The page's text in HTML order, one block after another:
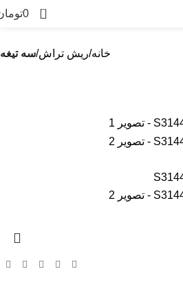
0
0
خانه ریش تراش سه تیغه